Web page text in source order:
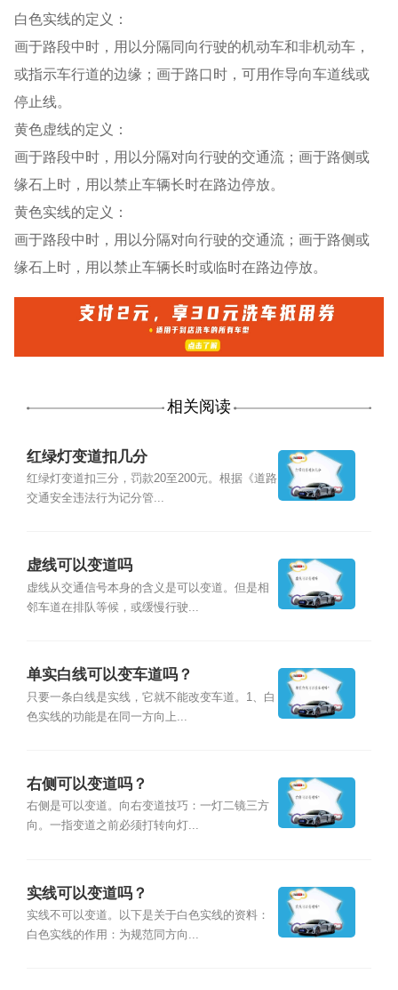
白色实线的定义：
画于路段中时，用以分隔同向行驶的机动车和非机动车，
或指示车行道的边缘；画于路口时，可用作导向车道线或
停止线。
黄色虚线的定义：
画于路段中时，用以分隔对向行驶的交通流；画于路侧或
缘石上时，用以禁止车辆长时在路边停放。
黄色实线的定义：
画于路段中时，用以分隔对向行驶的交通流；画于路侧或
缘石上时，用以禁止车辆长时或临时在路边停放。
相关阅读
红绿灯变道扣几分
红绿灯变道扣三分，罚款20至200元。根据《道路
交通安全违法行为记分管...
虚线可以变道吗
虚线从交通信号本身的含义是可以变道。但是相
邻车道在排队等候，或缓慢行驶...
单实白线可以变车道吗？
只要一条白线是实线，它就不能改变车道。1、白
色实线的功能是在同一方向上...
右侧可以变道吗？
右侧是可以变道。向右变道技巧：一灯二镜三方
向。一指变道之前必须打转向灯...
实线可以变道吗？
实线不可以变道。以下是关于白色实线的资料：
白色实线的作用：为规范同方向...